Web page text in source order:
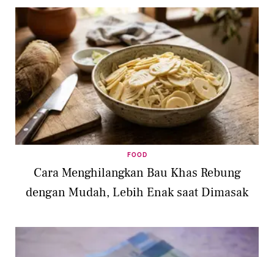
FOOD
Cara Menghilangkan Bau Khas Rebung
dengan Mudah, Lebih Enak saat Dimasak